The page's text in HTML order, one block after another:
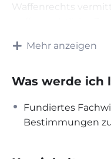
Waffenrechts
ausführlich
und Munition, ein
bestehen bleibt.
Voraussetzungen,
Mehr anzeigen
Was werde ich
Fundiertes
Bestimmungen